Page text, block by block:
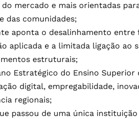
do mercado e mais orientadas
das comunidades;
aponta o desalinhamento
aplicada e a limitada ligação ao
estruturais;
Estratégico do Ensino Superior
digital, empregabilidade,
regionais;
passou de uma única